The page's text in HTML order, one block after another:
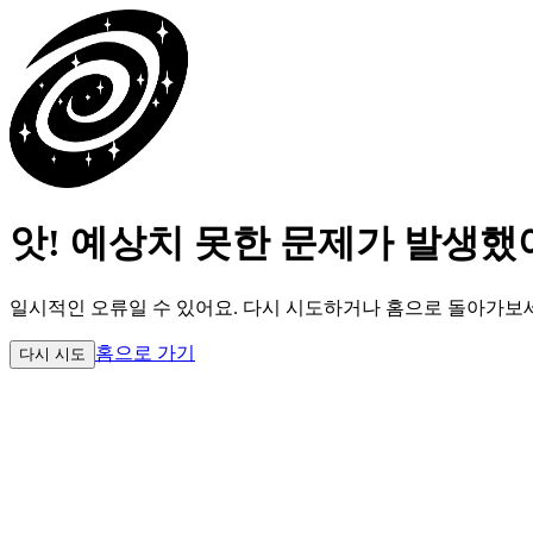
앗! 예상치 못한 문제가 발생했
일시적인 오류일 수 있어요. 다시 시도하거나 홈으로 돌아가보
다시 시도 홈으로 가기